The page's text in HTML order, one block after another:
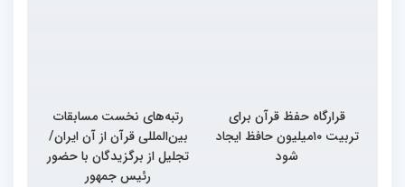
قرارگاه حفظ قرآن برای
تربیت ۱۰میلیون حافظ ایجاد
شود
رتبه‌های نخست مسابقات
بین‌المللی قرآن از آن ایران/
تجلیل از برگزیدگان با حضور
رئیس جمهور